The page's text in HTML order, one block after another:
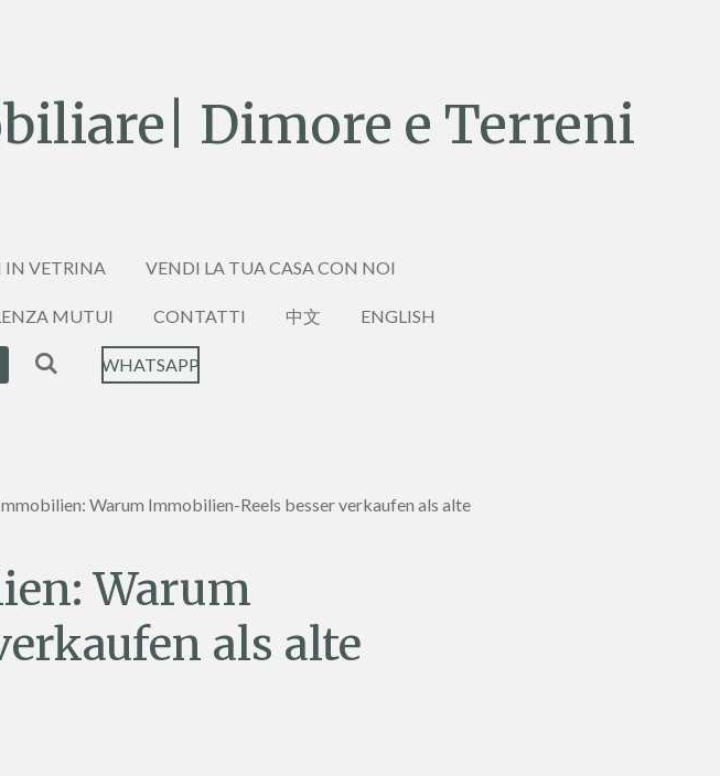
Dimore e Terreni
VETRINA VENDI LA TUA CASA CON NOI
MUTUI CONTATTI 中文 ENGLISH
WHATSAPP
Warum Immobilien-Reels besser verkaufen als alte
Warum
als alte